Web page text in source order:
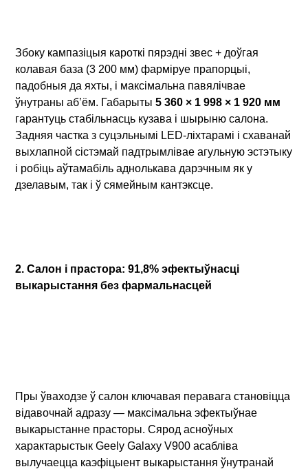
Збоку кампазіцыя кароткі пярэдні звес + доўгая
колавая база (3 200 мм) фарміруе прапорцыі,
падобныя да яхты, і максімальна павялічвае
ўнутраны аб’ём. Габарыты5 360 × 1 998 × 1 920 мм
гарантуць стабільнасць кузава і шырыню салона.
Задняя частка з суцэльнымі LED-ліхтарамі і схаванай
выхлапной сістэмай падтрымлівае агульную эстэтыку
і робіць аўтамабіль аднолькава дарэчным як у
дзелавым, так і ў сямейным кантэксце.
2. Салон і прастора: 91,8% эфектыўнасці
выкарыстання без фармальнасцей
Пры ўваходзе ў салон ключавая перавага становіцца
відавочнай адразу — максімальна эфектыўнае
выкарыстанне прасторы. Сярод асноўных
характарыстык Geely Galaxy V900 асабліва
вылучаецца каэфіцыент выкарыстання ўнутранай